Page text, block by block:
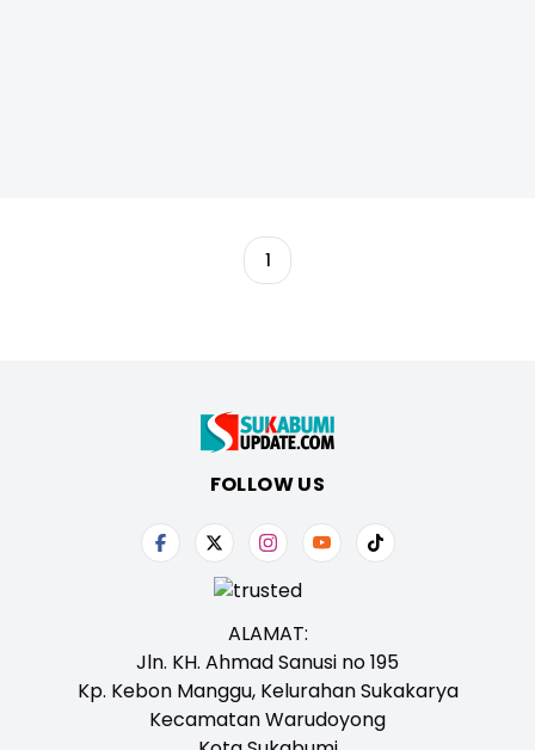
1
FOLLOW US
ALAMAT:
Jln. KH. Ahmad Sanusi no 195
Kp. Kebon Manggu, Kelurahan Sukakarya
Kecamatan Warudoyong